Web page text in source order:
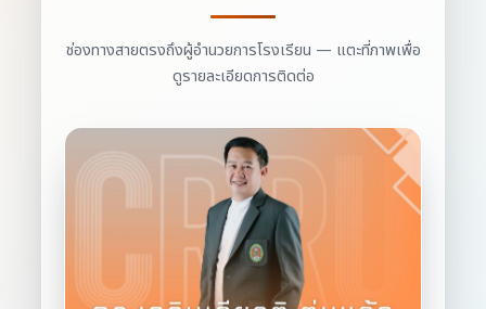
ช่องทางสายตรงถึงผู้อำนวยการโรงเรียน — แตะที่ภาพเพื่อ
ดูรายละเอียดการติดต่อ